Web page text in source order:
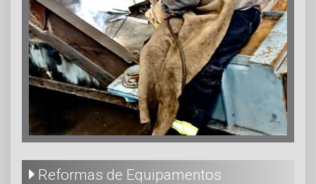
Reformas de Equipamentos